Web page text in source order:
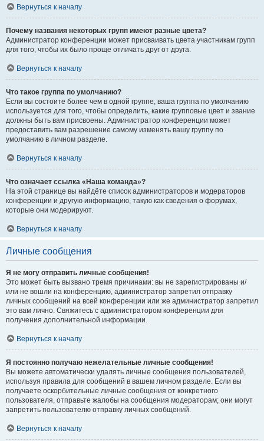
Вернуться к началу
Почему названия некоторых групп имеют разные цвета?
Администратор конференции может присваивать цвета участникам групп
для того, чтобы их было проще отличать друг от друга.
Вернуться к началу
Что такое группа по умолчанию?
Если вы состоите более чем в одной группе, ваша группа по умолчанию
используется для того, чтобы определить, какие групповые цвет и звание
должны быть вам присвоены. Администратор конференции может
предоставить вам разрешение самому изменять вашу группу по
умолчанию в личном разделе.
Вернуться к началу
Что означает ссылка «Наша команда»?
На этой странице вы найдёте список администраторов и модераторов
конференции и другую информацию, такую как сведения о форумах,
которые они модерируют.
Вернуться к началу
Личные сообщения
Я не могу отправить личные сообщения!
Это может быть вызвано тремя причинами: вы не зарегистрированы и/
или не вошли на конференцию, администратор запретил отправку
личных сообщений на всей конференции или же администратор запретил
это вам лично. Свяжитесь с администратором конференции для
получения дополнительной информации.
Вернуться к началу
Я постоянно получаю нежелательные личные сообщения!
Вы можете автоматически удалять личные сообщения пользователей,
используя правила для сообщений в вашем личном разделе. Если вы
получаете оскорбительные личные сообщения от конкретного
пользователя, отправьте жалобы на сообщения модераторам; они могут
запретить пользователю отправку личных сообщений.
Вернуться к началу